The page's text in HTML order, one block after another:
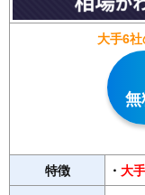
大手6社
無
特徴 ・ 大